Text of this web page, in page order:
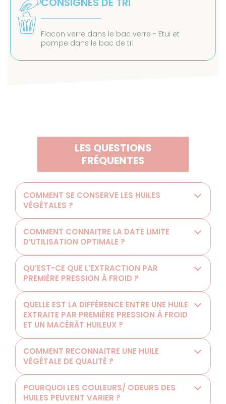
Flacon verre dans le bac verre - Etui et
pompe dans le bac de tri
LES QUESTIONS
FRÉQUENTES
COMMENT SE CONSERVE LES HUILES
VÉGÉTALES ?
COMMENT CONNAITRE LA DATE LIMITE
D’UTILISATION OPTIMALE ?
QU’EST-CE QUE L’EXTRACTION PAR
PREMIÈRE PRESSION À FROID ?
QUELLE EST LA DIFFÉRENCE ENTRE UNE HUILE
EXTRAITE PAR PREMIÈRE PRESSION À FROID
ET UN MACÉRÂT HUILEUX ?
COMMENT RECONNAITRE UNE HUILE
VÉGÉTALE DE QUALITÉ ?
POURQUOI LES COULEURS/ ODEURS DES
HUILES PEUVENT VARIER ?